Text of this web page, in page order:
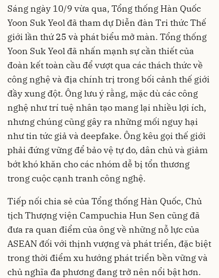
Sáng ngày 10/9 vừa qua, Tổng thống Hàn Quốc
Yoon Suk Yeol đã tham dự Diễn đàn Tri thức Thế
giới lần thứ 25 và phát biểu mở màn. Tổng thống
Yoon Suk Yeol đã nhấn mạnh sự cần thiết của
đoàn kết toàn cầu để vượt qua các thách thức về
công nghệ và địa chính trị trong bối cảnh thế giới
đầy xung đột. Ông lưu ý rằng, mặc dù các công
nghệ như trí tuệ nhân tạo mang lại nhiều lợi ích,
nhưng chúng cũng gây ra những mối nguy hại
như tin tức giả và deepfake. Ông kêu gọi thế giới
phải đứng vững để bảo vệ tự do, dân chủ và giảm
bớt khó khăn cho các nhóm dễ bị tổn thương
trong cuộc cạnh tranh công nghệ.
Tiếp nối chia sẻ của Tổng thống Hàn Quốc, Chủ
tịch Thượng viện Campuchia Hun Sen cũng đã
đưa ra quan điểm của ông về những nỗ lực của
ASEAN đối với thịnh vượng và phát triển, đặc biệt
trong thời điểm xu hướng phát triển bền vững và
chủ nghĩa đa phương đang trở nên nổi bật hơn.